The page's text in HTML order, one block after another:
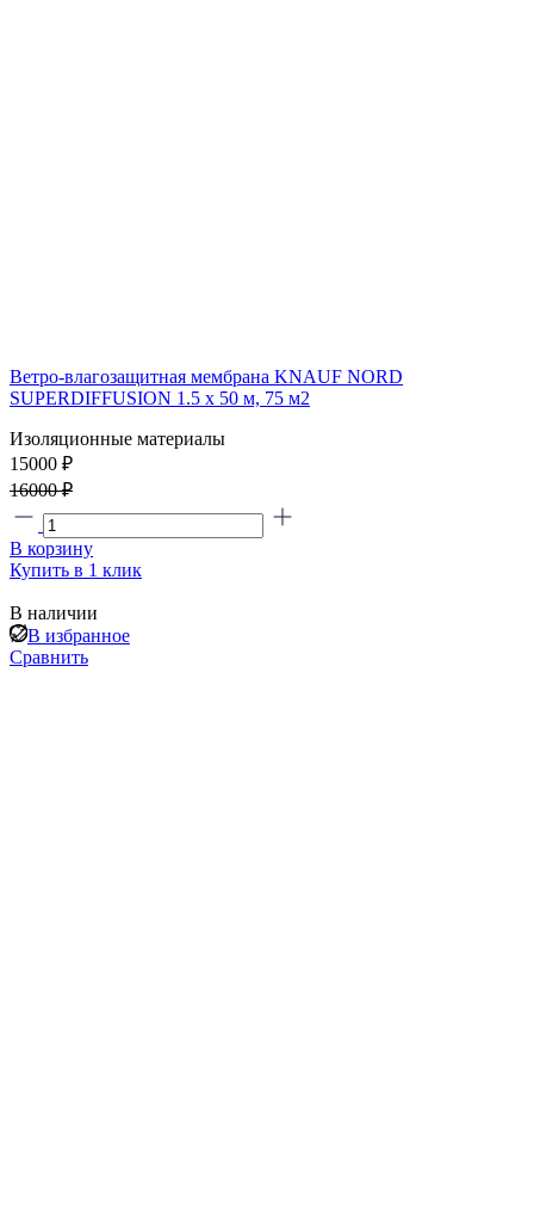
Ветро-влагозащитная мембрана KNAUF NORD
SUPERDIFFUSION 1.5 х 50 м, 75 м2
Изоляционные материалы
15000 ₽
16000 ₽
В корзину
Купить в 1 клик
В наличии
В избранное
Сравнить